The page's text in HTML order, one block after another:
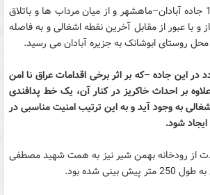
* این جاده از کیلومتر 16 جاده آبادان–ماهشهر و از میان مرداب ها و باتلاق
با عبور از مقابل آخرین نقطه اشغالی و به فاصله
روستای ابوشانک به جزیره آبادان می رسید.
در این جاده –که بر اثر برخی اقدامات عراق نا امن
بر احداث خاکریز در کنار آن، یک خط پدافندی
به وجود آید و به این ترتیب امنیت مناسبی در
شود.
از رودخانه بهمن شیر نیز به همت شهید مصطفی
شده بود.